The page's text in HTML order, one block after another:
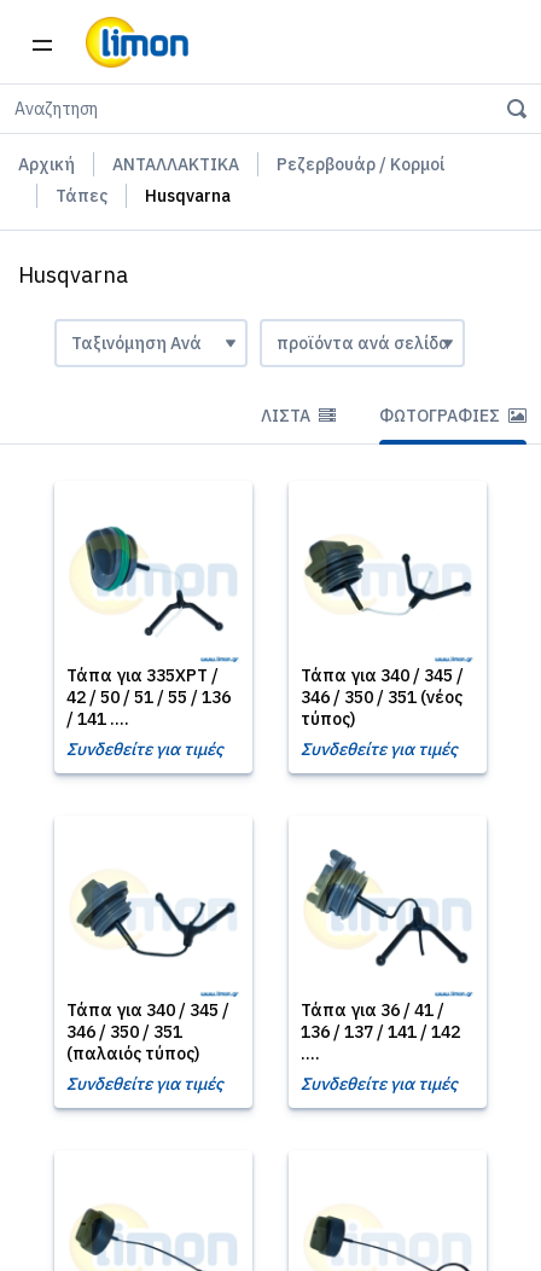
Αρχική ΑΝΤΑΛΛΑΚΤΙΚΑ
Ρεζερβουάρ / Κορμοί
Τάπες
Husqvarna
Husqvarna
ΛΊΣΤΑ ΦΩΤΟΓΡΑΦΊΕΣ
Τάπα για 335XPT /
42 / 50 / 51 / 55 / 136
/ 141 ....
Συνδεθείτε για τιμές
Τάπα για 340 / 345 /
346 / 350 / 351 (νέος
τύπος)
Συνδεθείτε για τιμές
Τάπα για 340 / 345 /
346 / 350 / 351
(παλαιός τύπος)
Συνδεθείτε για τιμές
Τάπα για 36 / 41 /
136 / 137 / 141 / 142
....
Συνδεθείτε για τιμές